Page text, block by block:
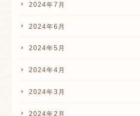
2024年7月
2024年6月
2024年5月
2024年4月
2024年3月
2024年2月